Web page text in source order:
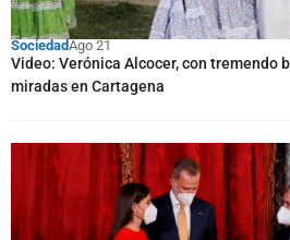
SociedadAgo 21
Video: Verónica Alcocer, con tremendo
miradas en Cartagena